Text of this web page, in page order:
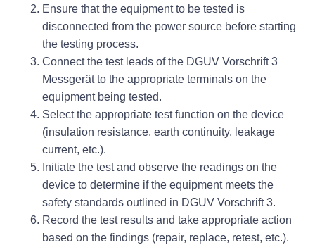
Ensure that the equipment to be tested is
disconnected from the power source before starting
the testing process.
Connect the test leads of the DGUV Vorschrift 3
Messgerät to the appropriate terminals on the
equipment being tested.
Select the appropriate test function on the device
(insulation resistance, earth continuity, leakage
current, etc.).
Initiate the test and observe the readings on the
device to determine if the equipment meets the
safety standards outlined in DGUV Vorschrift 3.
Record the test results and take appropriate action
based on the findings (repair, replace, retest, etc.).